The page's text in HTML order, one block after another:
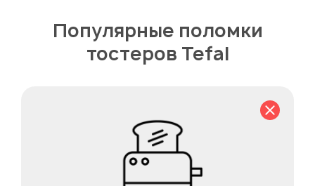
Популярные поломки
тостеров Tefal